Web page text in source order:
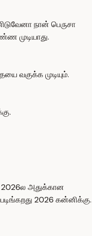
நான் பெருசா
முடியாது.
வகுக்க முடியும்.
அதுக்கான
2026 கன்னிக்கு.